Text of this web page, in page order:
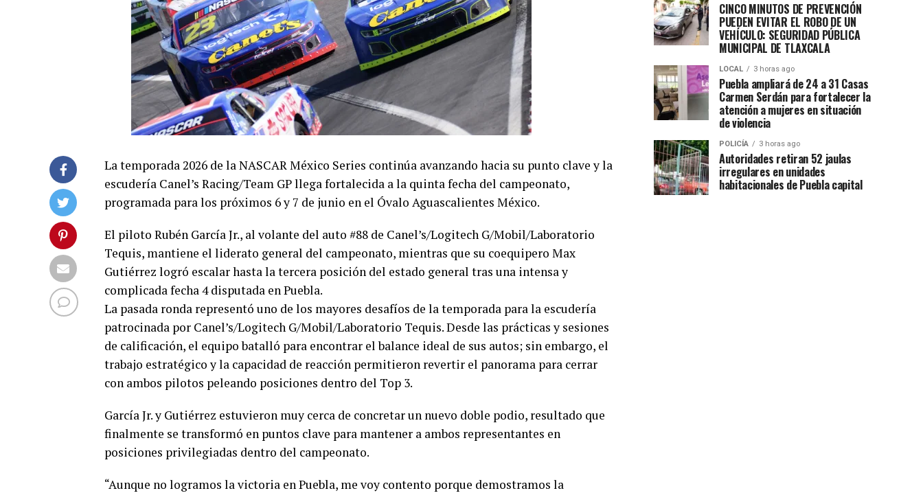
La temporada 2026 de la NASCAR México Series continúa avanzando hacia su punto clave y la
escudería Canel’s Racing/Team GP llega fortalecida a la quinta fecha del campeonato,
programada para los próximos 6 y 7 de junio en el Óvalo Aguascalientes México.
El piloto Rubén García Jr., al volante del auto #88 de Canel’s/Logitech G/Mobil/Laboratorio
Tequis, mantiene el liderato general del campeonato, mientras que su coequipero Max
Gutiérrez logró escalar hasta la tercera posición del estado general tras una intensa y
complicada fecha 4 disputada en Puebla.
La pasada ronda representó uno de los mayores desafíos de la temporada para la escudería
patrocinada por Canel’s/Logitech G/Mobil/Laboratorio Tequis. Desde las prácticas y sesiones
de calificación, el equipo batalló para encontrar el balance ideal de sus autos; sin embargo, el
trabajo estratégico y la capacidad de reacción permitieron revertir el panorama para cerrar
con ambos pilotos peleando posiciones dentro del Top 3.
García Jr. y Gutiérrez estuvieron muy cerca de concretar un nuevo doble podio, resultado que
finalmente se transformó en puntos clave para mantener a ambos representantes en
posiciones privilegiadas dentro del campeonato.
“Aunque no logramos la victoria en Puebla, me voy contento porque demostramos la
CINCO MINUTOS DE PREVENCIÓN
PUEDEN EVITAR EL ROBO DE UN
VEHÍCULO: SEGURIDAD PÚBLICA
MUNICIPAL DE TLAXCALA
LOCAL 3 horas ago
Puebla ampliará de 24 a 31 Casas
Carmen Serdán para fortalecer la
atención a mujeres en situación
de violencia
POLICÍA 3 horas ago
Autoridades retiran 52 jaulas
irregulares en unidades
habitacionales de Puebla capital